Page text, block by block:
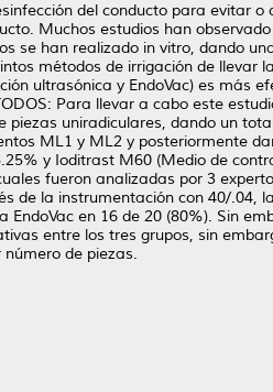
del conducto para evitar
Muchos estudios han
se han realizado in vitro, dando
métodos de irrigación de llevar
ultrasónica y EndoVac) es más
Para llevar a cabo este
uniradiculares, dando un
ML1 y ML2 y posteriormente
y Ioditrast M60 (Medio de
fueron analizadas por 3
de la instrumentación con 40/.04,
en 16 de 20 (80%). Sin
entre los tres grupos, sin
de piezas.